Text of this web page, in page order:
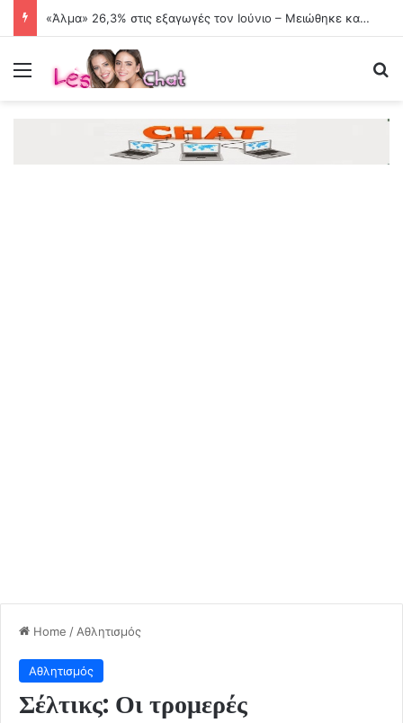
«Άλμα» 26,3% στις εξαγωγές τον Ιούνιο – Μειώθηκε κατά 18,1% το εμπορικό έλλειμμα
Menu
Home / Αθλητισμός
Αθλητισμός
Σέλτικς: Οι τρομερές